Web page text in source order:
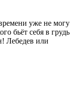
уже не могу
бьёт себя в грудь
Лебедев или